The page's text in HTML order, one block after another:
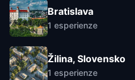
Bratislava
1 esperienze
Žilina, Slovensko
1 esperienze